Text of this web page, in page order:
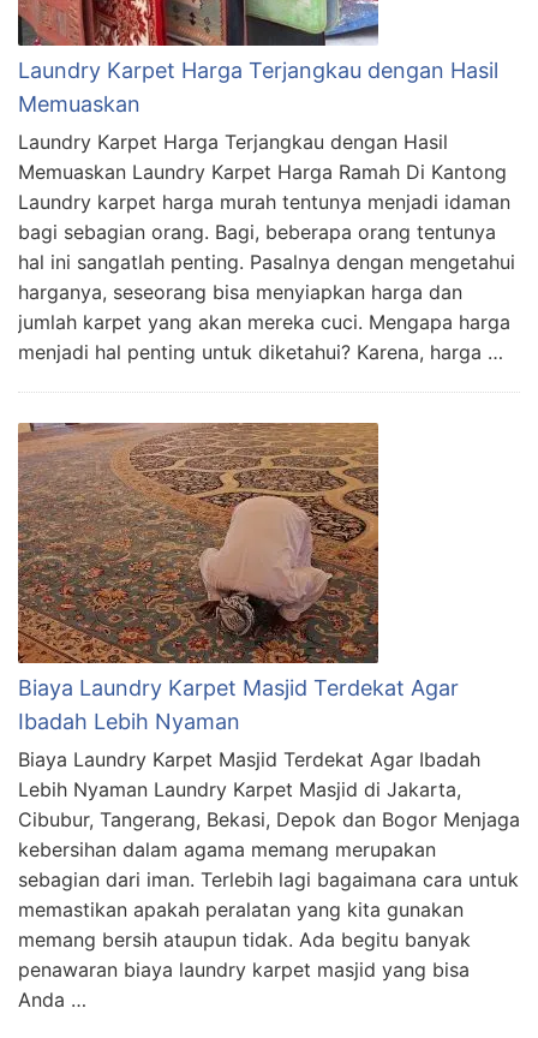
Laundry Karpet Harga Terjangkau dengan Hasil
Memuaskan
Laundry Karpet Harga Terjangkau dengan Hasil
Memuaskan Laundry Karpet Harga Ramah Di Kantong
Laundry karpet harga murah tentunya menjadi idaman
bagi sebagian orang. Bagi, beberapa orang tentunya
hal ini sangatlah penting. Pasalnya dengan mengetahui
harganya, seseorang bisa menyiapkan harga dan
jumlah karpet yang akan mereka cuci. Mengapa harga
menjadi hal penting untuk diketahui? Karena, harga …
Biaya Laundry Karpet Masjid Terdekat Agar
Ibadah Lebih Nyaman
Biaya Laundry Karpet Masjid Terdekat Agar Ibadah
Lebih Nyaman Laundry Karpet Masjid di Jakarta,
Cibubur, Tangerang, Bekasi, Depok dan Bogor Menjaga
kebersihan dalam agama memang merupakan
sebagian dari iman. Terlebih lagi bagaimana cara untuk
memastikan apakah peralatan yang kita gunakan
memang bersih ataupun tidak. Ada begitu banyak
penawaran biaya laundry karpet masjid yang bisa
Anda …